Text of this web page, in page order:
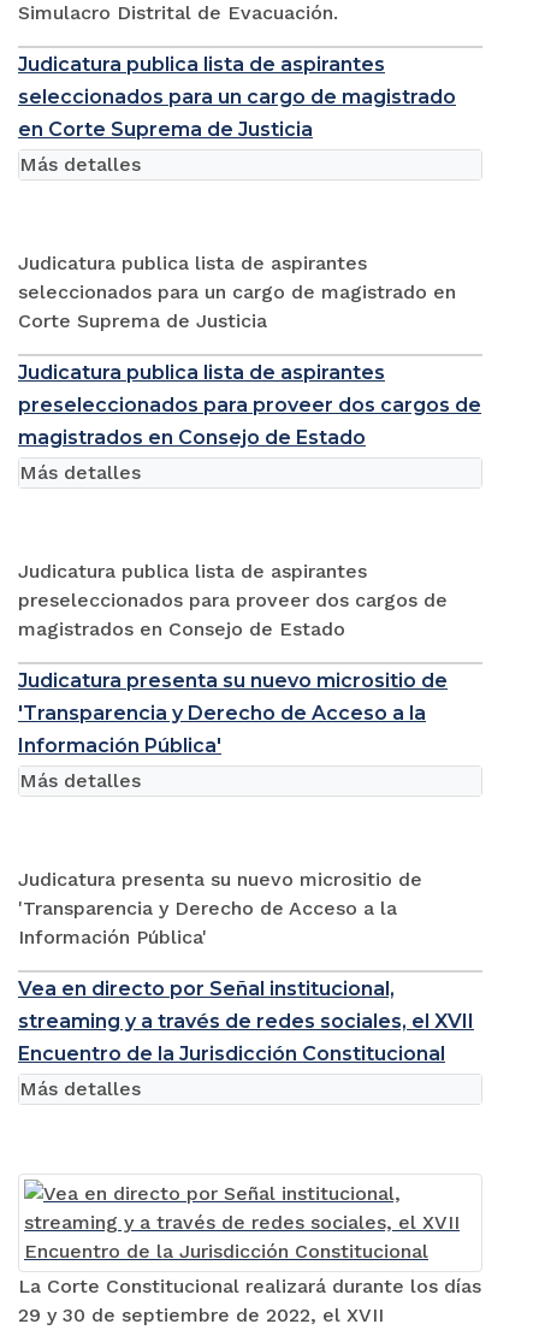
Simulacro Distrital de Evacuación.
Judicatura publica lista de aspirantes
seleccionados para un cargo de magistrado
en Corte Suprema de Justicia
Judicatura publica lista de aspirantes
seleccionados para un cargo de magistrado en
Corte Suprema de Justicia
Más detalles
Judicatura publica lista de aspirantes
preseleccionados para proveer dos cargos de
magistrados en Consejo de Estado
Judicatura publica lista de aspirantes
preseleccionados para proveer dos cargos de
magistrados en Consejo de Estado
Más detalles
Judicatura presenta su nuevo micrositio de
'Transparencia y Derecho de Acceso a la
Información Pública'
Judicatura presenta su nuevo micrositio de
'Transparencia y Derecho de Acceso a la
Información Pública'
Más detalles
Vea en directo por Señal institucional,
streaming y a través de redes sociales, el XVII
Encuentro de la Jurisdicción Constitucional
La Corte Constitucional realizará durante los días
29 y 30 de septiembre de 2022, el XVII
Más detalles